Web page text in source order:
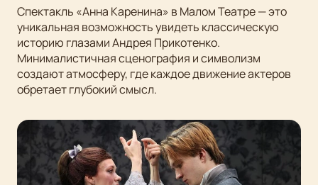
Спектакль «Анна Каренина» в Малом Театре — это
уникальная возможность увидеть классическую
историю глазами Андрея Прикотенко.
Минималистичная сценография и символизм
создают атмосферу, где каждое движение актеров
обретает глубокий смысл.